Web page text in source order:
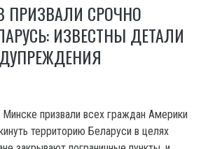
ПРИЗВАЛИ СРОЧНО
ИЗВЕСТНЫ ДЕТАЛИ
призвали всех граждан Америки
территорию Беларуси в целях